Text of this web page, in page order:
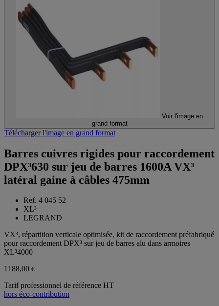
Voir l'image en
grand format
Télécharger l'image en grand format
Barres cuivres rigides pour raccordement
DPX³630 sur jeu de barres 1600A VX³
latéral gaine à câbles 475mm
Ref. 4 045 52
XL³
LEGRAND
VX³, répartition verticale optimisée, kit de raccordement préfabriqué
pour raccordement DPX³ sur jeu de barres alu dans armoires
XL³4000
1188,00 €
Tarif professionnel de référence HT
hors éco-contribution